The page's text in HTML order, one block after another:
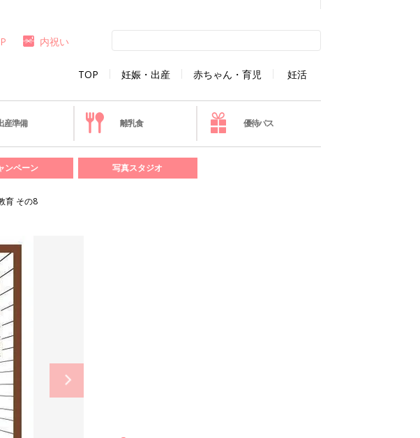
TOP 妊娠・出産 赤ちゃん・育児 妊活
内祝い
産準備 離乳食 優待パス
ンペーン 写真スタジオ
育 その8